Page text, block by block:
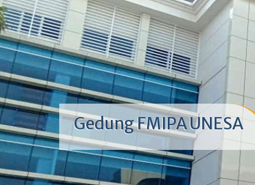
Gedung FMIPA UNESA